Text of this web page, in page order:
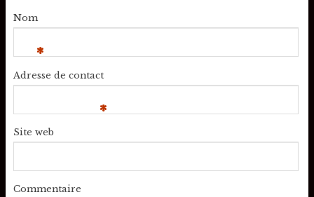
Nom
*
Adresse de contact
*
Site web
Commentaire